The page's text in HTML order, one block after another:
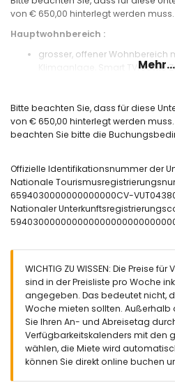
von € 650,00 hinterlegt werden muss.
Hauptwohnbereich :
grosser, offener Wohnbereich
Klimaanlage, Smart TV, sowie
kleiner Raum mit
2 Schlafzimmer mit 2
Schlafzimmer mit Doppelbett
teilweise überdachte Terrasse
Internetanschluss
Aussenbereich :
privater Pool
Duschraum und Toilette
überdachte Terrasse mit
Garten mit Rasen
abgeschlossener Parkplatz für
total abgeschlossenes
Mehr Info
Skilift innerhalb von 1000
Mehr...
Bitte beachten Sie, dass für diese
von € 650,00 hinterlegt werden
beachten Sie bitte die
Offizielle Identifikationsnummer der
Nationale
6594030000000000000CV-
Nationaler
WICHTIG ZU WISSEN: Die Preise
sind in der Preisliste pro Woche
angegeben. Das bedeutet nicht,
Woche mieten sollten. Außerhalb
Sie Ihren An- und Abreisetag
Verfügbarkeitskalenders mit den
wählen, die Miete wird
können Sie direkt online buchen